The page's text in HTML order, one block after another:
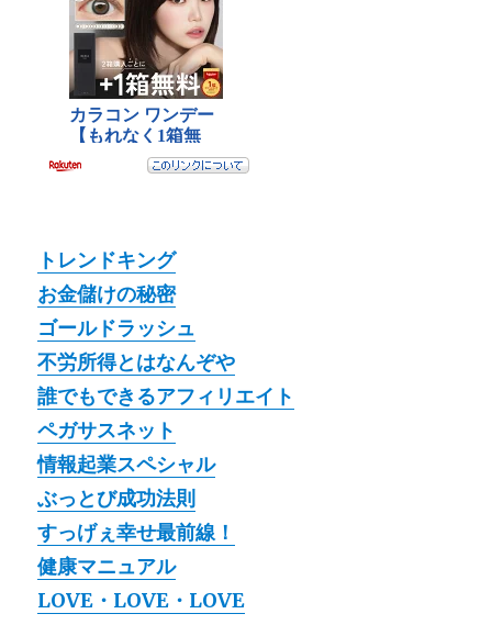
トレンドキング
お金儲けの秘密
ゴールドラッシュ
不労所得とはなんぞや
誰でもできるアフィリエイト
ペガサスネット
情報起業スペシャル
ぶっとび成功法則
すっげぇ幸せ最前線！
健康マニュアル
LOVE・LOVE・LOVE